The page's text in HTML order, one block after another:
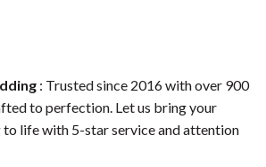
: Trusted since 2016 with over 900
to perfection. Let us bring your
life with 5-star service and attention